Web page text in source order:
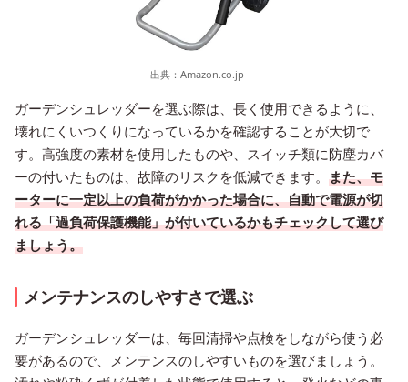
出典： Amazon.co.jp
ガーデンシュレッダーを選ぶ際は、長く使用できるように、
壊れにくいつくりになっているかを確認することが大切で
す。高強度の素材を使用したものや、スイッチ類に防塵カバ
ーの付いたものは、故障のリスクを低減できます。 また、モ
ーターに一定以上の負荷がかかった場合に、自動で電源が切
れる「過負荷保護機能」が付いているかもチェックして選び
ましょう。
メンテナンスのしやすさで選ぶ
ガーデンシュレッダーは、毎回清掃や点検をしながら使う必
要があるので、メンテンスのしやすいものを選びましょう。